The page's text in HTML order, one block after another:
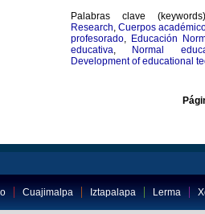
Palabras clave
Research Cuerpos
profesorado
Educación
educativa
Normal
Development of educational
Cuajimalpa Iztapalapa Lerma